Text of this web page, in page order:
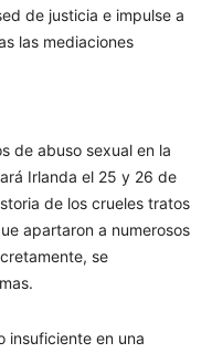
de justicia e impulse a
las mediaciones
de abuso sexual en la
Irlanda el 25 y 26 de
de los crueles tratos
apartaron a numerosos
se
insuficiente en una